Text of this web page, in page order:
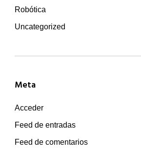
Robótica
Uncategorized
Meta
Acceder
Feed de entradas
Feed de comentarios